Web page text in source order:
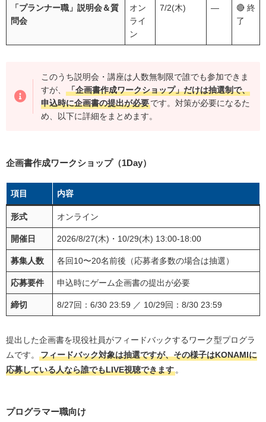
「プランナー職」説明会＆質
問会
オン
ライ
ン
7/2(木) ―
🔴 終
了
このうち説明会・講座は人数無制限で誰でも参加できま
すが、「企画書作成ワークショップ」だけは抽選制で、
申込時に企画書の提出が必要です。対策が必要になるた
め、以下に詳細をまとめます。
企画書作成ワークショップ（1Day）
項目 内容
形式 オンライン
開催日 2026/8/27(木)・10/29(木) 13:00-18:00
募集人数 各回10〜20名前後（応募者多数の場合は抽選）
応募要件 申込時にゲーム企画書の提出が必要
締切 8/27回：6/30 23:59 ／ 10/29回：8/30 23:59
提出した企画書を現役社員がフィードバックするワーク型プログラ
ムです。
フィードバック対象は抽選ですが、その様子はKONAMIに
応募している人なら誰でもLIVE視聴できます。
プログラマー職向け